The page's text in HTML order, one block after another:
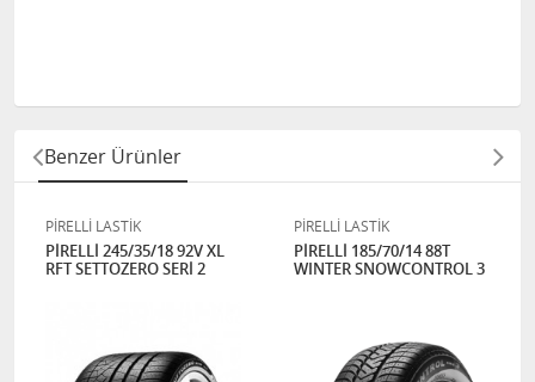
Benzer Ürünler
PİRELLİ LASTİK
PİRELLİ 245/35/18 92V XL
RFT SETTOZERO SERİ 2
PİRELLİ LASTİK
PİRELLİ 185/70/14 88T
WINTER SNOWCONTROL 3